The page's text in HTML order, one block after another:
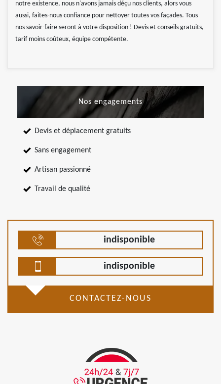
notre existence, nous n'avons jamais déçu nos clients, alors vous
aussi, faites-nous confiance pour nettoyer toutes vos façades. Tous
nos savoir-faire seront à votre disposition ! Devis et conseils gratuits,
tarif moins coûteux, équipe compétente.
Nos engagements
Devis et déplacement gratuits
Sans engagement
Artisan passionné
Travail de qualité
indisponible
indisponible
CONTACTEZ-NOUS